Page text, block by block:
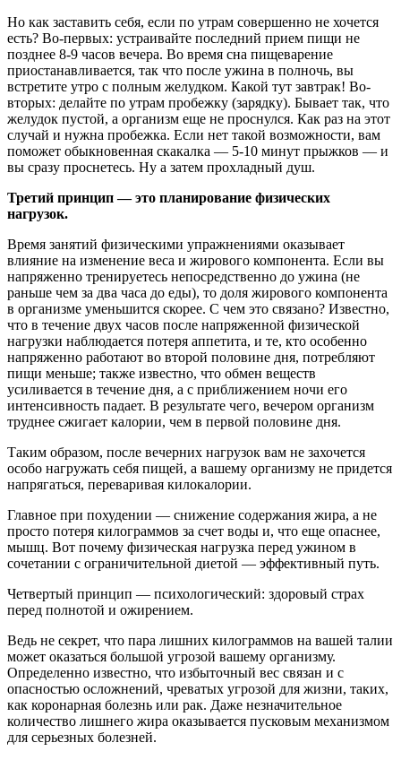
Но как заставить себя, если по утрам совершенно не хочется
есть? Во-первых: устраивайте последний прием пищи не
позднее 8-9 часов вечера. Во время сна пищеварение
приостанавливается, так что после ужина в полночь, вы
встретите утро с полным желудком. Какой тут завтрак! Во-
вторых: делайте по утрам пробежку (зарядку). Бывает так, что
желудок пустой, а организм еще не проснулся. Как раз на этот
случай и нужна пробежка. Если нет такой возможности, вам
поможет обыкновенная скакалка — 5-10 минут прыжков — и
вы сразу проснетесь. Ну а затем прохладный душ.
Третий принцип — это планирование физических
нагрузок.
Время занятий физическими упражнениями оказывает
влияние на изменение веса и жирового компонента. Если вы
напряженно тренируетесь непосредственно до ужина (не
раньше чем за два часа до еды), то доля жирового компонента
в организме уменьшится скорее. С чем это связано? Известно,
что в течение двух часов после напряженной физической
нагрузки наблюдается потеря аппетита, и те, кто особенно
напряженно работают во второй половине дня, потребляют
пищи меньше; также известно, что обмен веществ
усиливается в течение дня, а с приближением ночи его
интенсивность падает. В результате чего, вечером организм
труднее сжигает калории, чем в первой половине дня.
Таким образом, после вечерних нагрузок вам не захочется
особо нагружать себя пищей, а вашему организму не придется
напрягаться, переваривая килокалории.
Главное при похудении — снижение содержания жира, а не
просто потеря килограммов за счет воды и, что еще опаснее,
мышц. Вот почему физическая нагрузка перед ужином в
сочетании с ограничительной диетой — эффективный путь.
Четвертый принцип — психологический: здоровый страх
перед полнотой и ожирением.
Ведь не секрет, что пара лишних килограммов на вашей талии
может оказаться большой угрозой вашему организму.
Определенно известно, что избыточный вес связан и с
опасностью осложнений, чреватых угрозой для жизни, таких,
как коронарная болезнь или рак. Даже незначительное
количество лишнего жира оказывается пусковым механизмом
для серьезных болезней.